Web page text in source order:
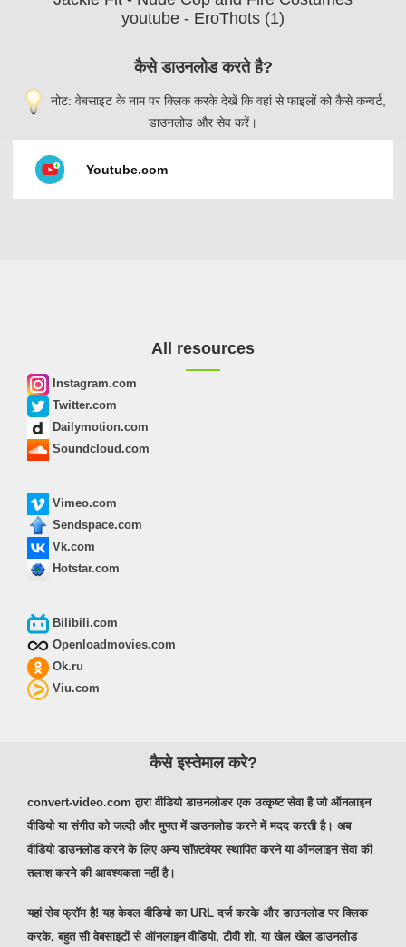
youtube - EroThots (1)
कैसे डाउनलोड करते है?
नोट: वेबसाइट के नाम पर क्लिक करके देखें कि वहां से फाइलों को कैसे कन्वर्ट,
डाउनलोड और सेव करें।
Youtube.com
All resources
Instagram.com
Twitter.com
Dailymotion.com
Soundcloud.com
Vimeo.com
Sendspace.com
Vk.com
Hotstar.com
Bilibili.com
Openloadmovies.com
Ok.ru
Viu.com
कैसे इस्तेमाल करे?
convert-video.com द्वारा वीडियो डाउनलोडर एक उत्कृष्ट सेवा है जो ऑनलाइन
वीडियो या संगीत को जल्दी और मुफ्त में डाउनलोड करने में मदद करती है। अब
वीडियो डाउनलोड करने के लिए अन्य सॉफ़्टवेयर स्थापित करने या ऑनलाइन सेवा की
तलाश करने की आवश्यकता नहीं है।
यहां सेव फ्रॉम है! यह केवल वीडियो का URL दर्ज करके और डाउनलोड पर क्लिक
करके, बहुत सी वेबसाइटों से ऑनलाइन वीडियो, टीवी शो, या खेल खेल डाउनलोड